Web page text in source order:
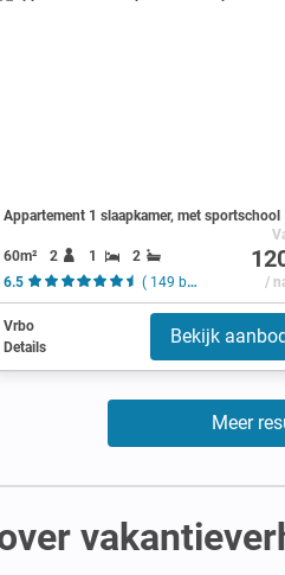
Appartement 1 slaapkamer, met sportschool
60m² 2 1
2
6.5
( 149 beoordelingen ) /
Vrbo
Details
Bekijk
Meer